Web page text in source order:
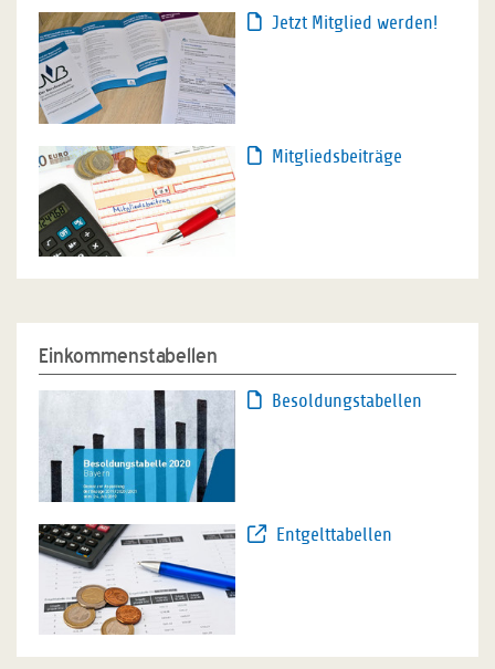
Jetzt Mitglied werden!
Mitgliedsbeiträge
Einkommenstabellen
Besoldungstabellen
Entgelttabellen